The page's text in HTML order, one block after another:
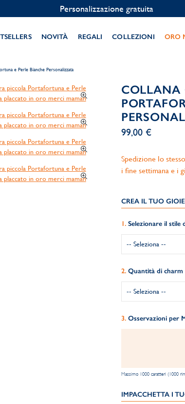
Personalizzazione gratuita
NOVITÀ REGALI COLLEZIONI ORO
e Perle Bianche Personalizzata
COLLANA
99,00 €
Spedizione lo
i fine settimana e i
CREA IL TUO
Selezionare il stile
Quantità di charm
Osservazioni per
Massimo 1000 caratteri (1000
IMPACCHETTA I